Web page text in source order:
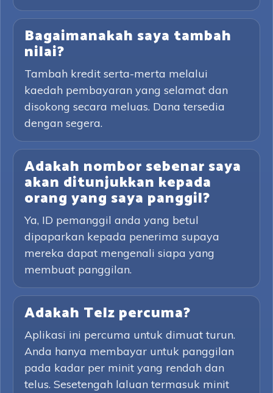
Bagaimanakah saya tambah
nilai?
Tambah kredit serta-merta melalui
kaedah pembayaran yang selamat dan
disokong secara meluas. Dana tersedia
dengan segera.
Adakah nombor sebenar saya
akan ditunjukkan kepada
orang yang saya panggil?
Ya, ID pemanggil anda yang betul
dipaparkan kepada penerima supaya
mereka dapat mengenali siapa yang
membuat panggilan.
Adakah Telz percuma?
Aplikasi ini percuma untuk dimuat turun.
Anda hanya membayar untuk panggilan
pada kadar per minit yang rendah dan
telus. Sesetengah laluan termasuk minit